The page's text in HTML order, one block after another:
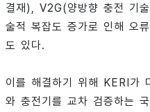
결재), V2G(양방향 충전 기
술적 복잡도 증가로 인해 오
도 있다.
이를 해결하기 위해 KERI가
와 충전기를 교차 검증하는